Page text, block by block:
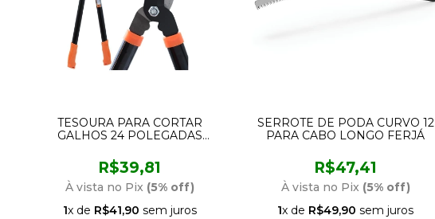
TESOURA PARA CORTAR
GALHOS 24 POLEGADAS
R$39,81
À vista no Pix (5% off)
1x de R$41,90 sem juros
SERROTE DE PODA CURVO 12
PARA CABO LONGO FERJÁ
R$47,41
À vista no Pix (5% off)
1x de R$49,90 sem juros